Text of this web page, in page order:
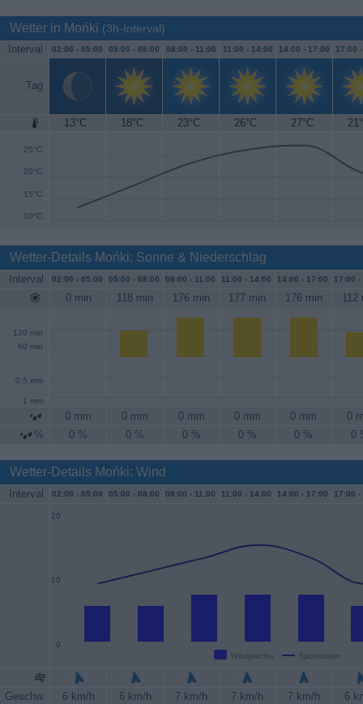
Wetter in Mońki (3h-Interval)
Interval 02:00 - 05:00 05:00 - 08:00 08:00 - 11:00 11:00 - 14:00 14:00 - 17:00 17:00
Tag
13°C 18°C 23°C 26°C 27°C
10°C
15°C
20°C
25°C
30°C
Wetter-Details Mońki: Sonne & Niederschlag
Interval 02:00 - 05:00 05:00 - 08:00 08:00 - 11:00 11:00 - 14:00 14:00 - 17:00 17:00 -
0 min 118 min 176 min 177 min 176 min 112
60 min
120 min
0.5 mm
1 mm
0 mm 0 mm 0 mm 0 mm 0 mm
0
%
0 % 0 % 0 % 0 % 0 % 0
Wetter-Details Mońki: Wind
Interval 02:00 - 05:00 05:00 - 08:00 08:00 - 11:00 11:00 - 14:00 14:00 - 17:00 17:00 -
Windgeschw. Spitzenböen
0
10
20
Geschw. 6 km/h 6 km/h 7 km/h 7 km/h 7 km/h
6